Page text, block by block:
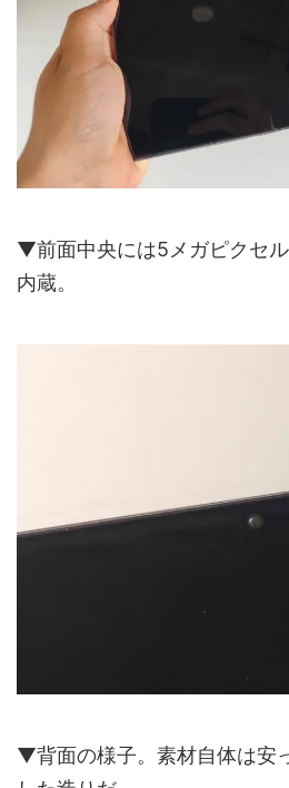
▼前面中央には5メガピクセ
内蔵。
▼背面の様子。素材自体は安